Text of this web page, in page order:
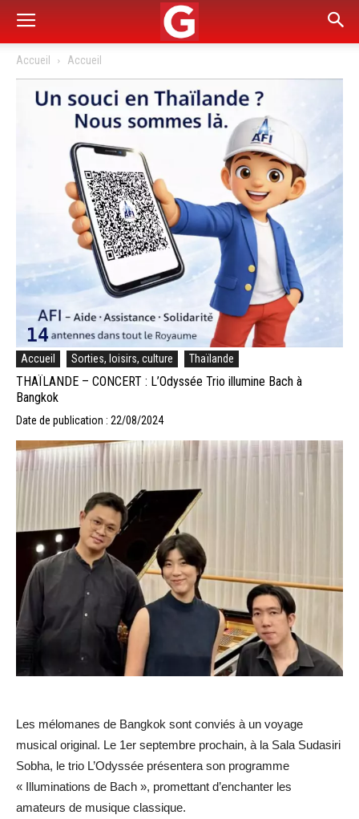
Accueil Accueil
Accueil Sorties, loisirs, culture Thaïlande
THAÏLANDE – CONCERT : L’Odyssée Trio illumine Bach à
Bangkok
Date de publication : 22/08/2024
Les mélomanes de Bangkok sont conviés à un voyage
musical original. Le 1er septembre prochain, à la Sala Sudasiri
Sobha, le trio L’Odyssée présentera son programme
« Illuminations de Bach », promettant d’enchanter les
amateurs de musique classique.